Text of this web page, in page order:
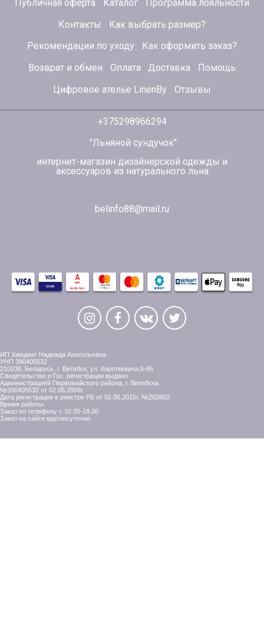
Публичная оферта
Каталог
Программа лояльности
Контакты
Как выбрать размер?
Рекомендации по уходу
Как оформить заказ?
Возврат и обмен
Оплата Доставка
Помощь
Цифровое ателье LinenBy
Отзывы
+375298966294
"Льняной сундучок"
интернет-магазин дизайнерской одежды и
аксессуаров из натурального льна
belinfo88@mail.ru
ИП Химдиат Надежда Анатольевна
УНП 390405532
210038, Беларусь, г. Витебск, ул. Короткевича,6-95
Свидетельство о Гос. регистрации выдано
Администрацией Первомайского района, г. Витебска
№390405532 от 02.06.2006г.
Дата регистрации в реестре РБ от 02.06.2015г. №262802
Время работы:
Заказ по телефону с 10.00-18.00
Заказ на сайте круглосуточно